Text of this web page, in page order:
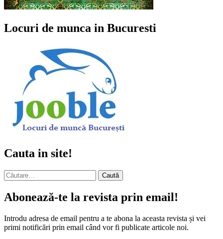
Locuri de munca in Bucuresti
Cauta in site!
Caută
după:
Abonează-te la revista prin email!
Introdu adresa de email pentru a te abona la aceasta revista și vei
primi notificări prin email când vor fi publicate articole noi.